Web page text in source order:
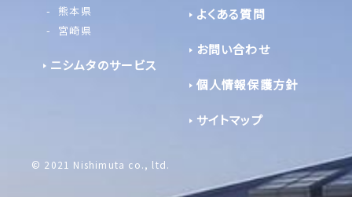
熊本県
宮崎県
ニシムタのサービス
よくある質問
お問い合わせ
個人情報保護方針
サイトマップ
© 2021 Nishimuta co., ltd.